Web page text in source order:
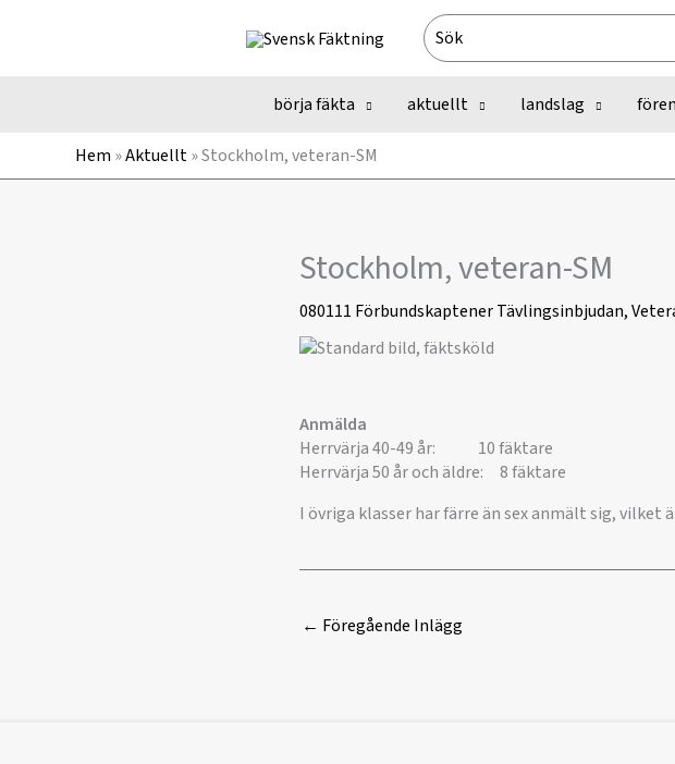
Search
for:
börja fäkta aktuellt landslag
Hem »Aktuellt»Stockholm, veteran-SM
Stockholm, veteran-SM
080111 FörbundskaptenerTävlingsinbjudan,
Anmälda
Herrvärja 40-49 år: 10 fäktare
Herrvärja 50 år och äldre: 8 fäktare
I övriga klasser har färre än sex anmält sig,
← Föregående Inlägg